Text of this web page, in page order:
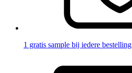
1 gratis sample bij iedere bestelling